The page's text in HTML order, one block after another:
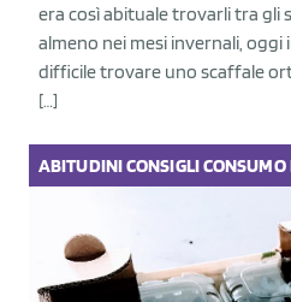
era così abituale trovarli tra gli
almeno nei mesi invernali, oggi
difficile trovare uno scaffale
[…]
ABITUDINICONSIGLICONSUMO